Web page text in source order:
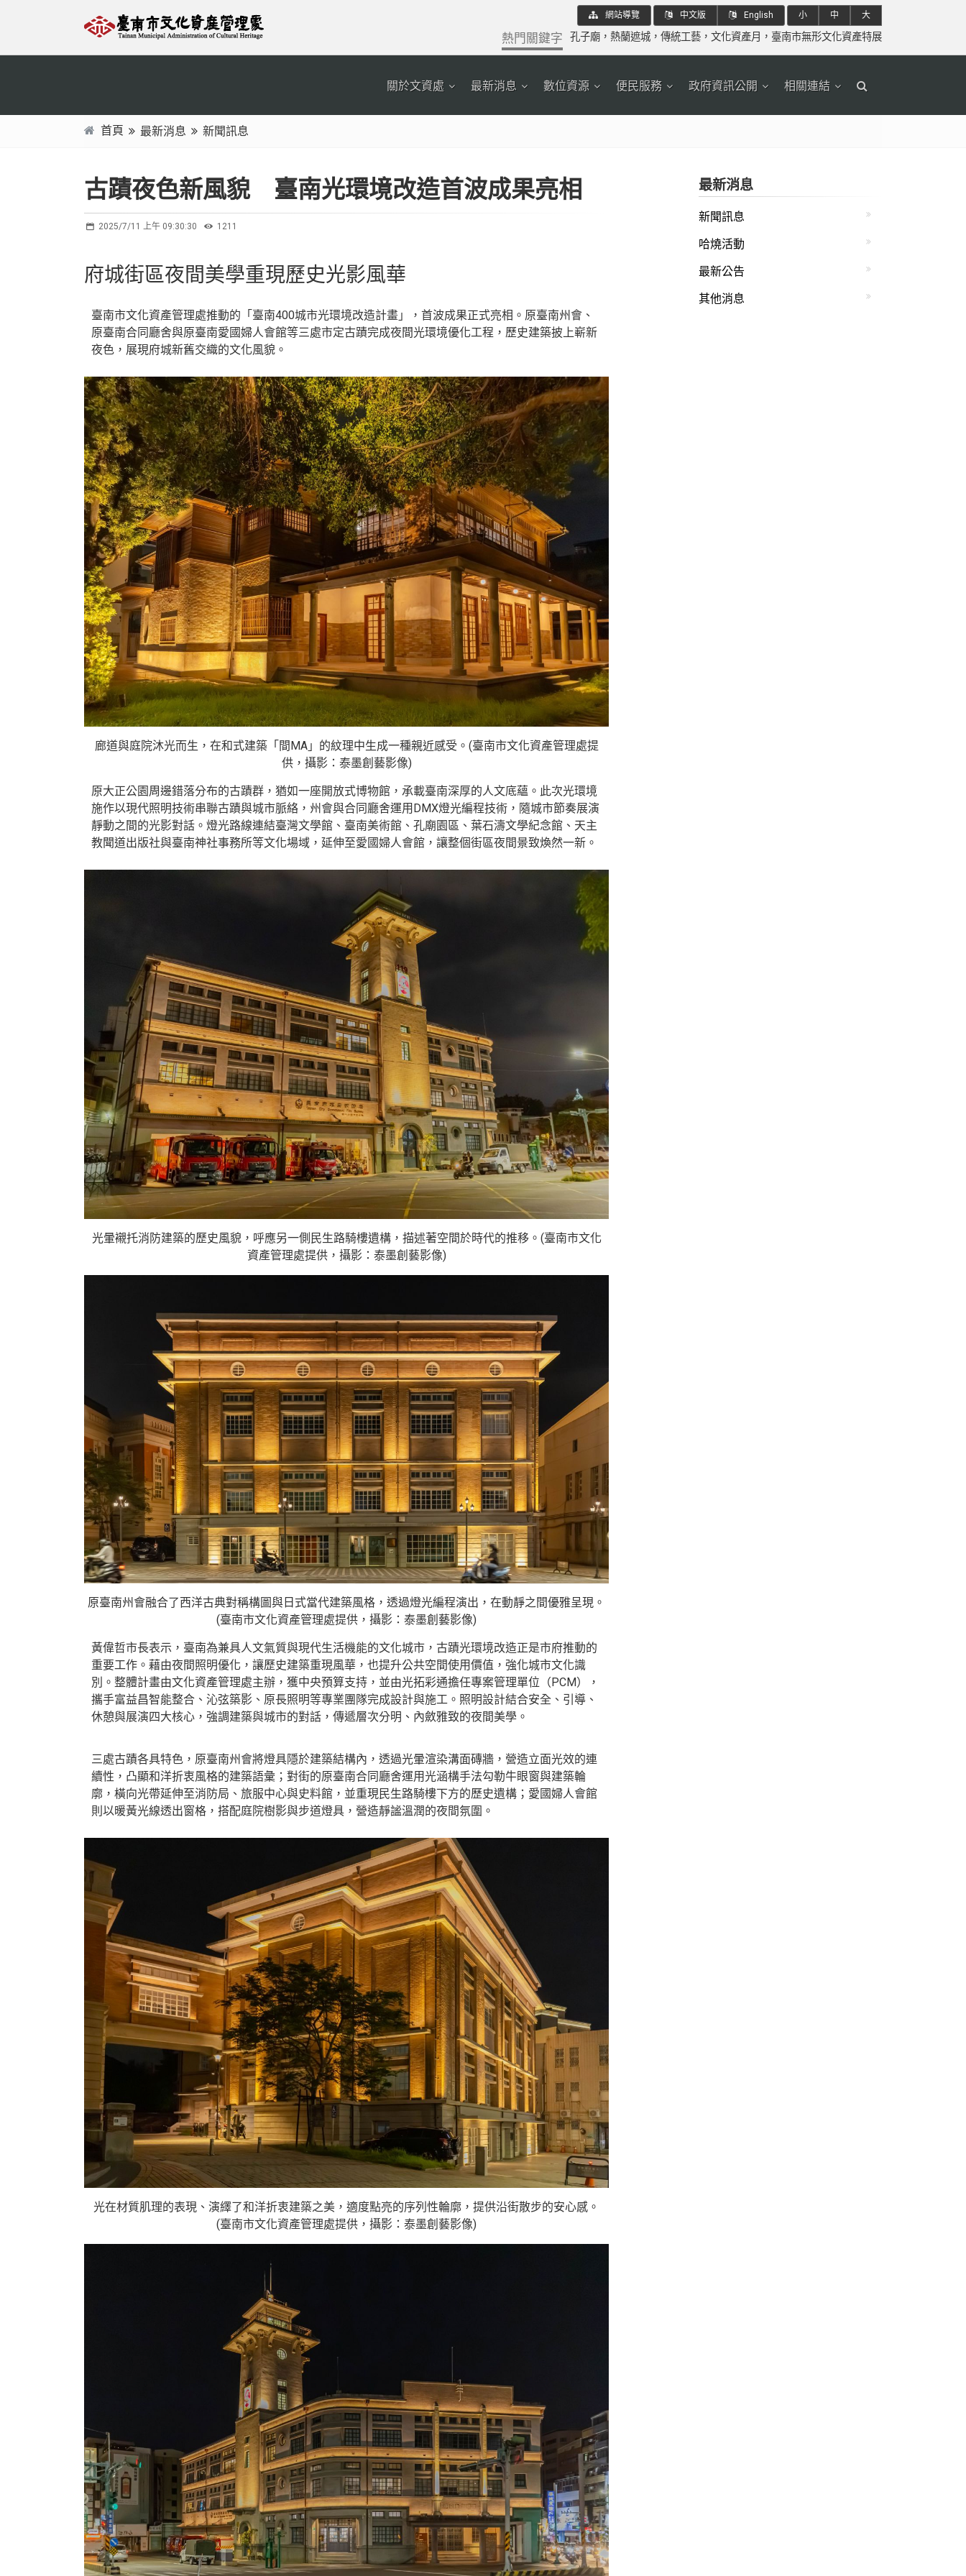
區
網站導覽 中文版 English 小 中 大
熱門關鍵字 孔子廟 ， 熱蘭遮城 ， 傳統工藝 ， 文化資產月 ， 臺南市無形文化資產特展
關於文資處 最新消息 數位資源 便民服務 政府資訊公開 相關連結
首頁 最新消息
新聞訊息
古蹟夜色新風貌 臺南光環境改造首波成果亮相
2025/7/11 上午 09:30:30 1211
府城街區夜間美學重現歷史光影風華
臺南市文化資產管理處推動的「臺南400城市光環境改造計畫」，首波成果正式亮相。原臺南州會、
原臺南合同廳舍與原臺南愛國婦人會館等三處市定古蹟完成夜間光環境優化工程，歷史建築披上嶄新
夜色，展現府城新舊交織的文化風貌。
廊道與庭院沐光而生，在和式建築「間MA」的紋理中生成一種親近感受。(臺南市文化資產管理處提
供，攝影：泰墨創藝影像)
原大正公園周邊錯落分布的古蹟群，猶如一座開放式博物館，承載臺南深厚的人文底蘊。此次光環境
施作以現代照明技術串聯古蹟與城市脈絡，州會與合同廳舍運用DMX燈光編程技術，隨城市節奏展演
靜動之間的光影對話。燈光路線連結臺灣文學館、臺南美術館、孔廟園區、葉石濤文學紀念館、天主
教聞道出版社與臺南神社事務所等文化場域，延伸至愛國婦人會館，讓整個街區夜間景致煥然一新。
光暈襯托消防建築的歷史風貌，呼應另一側民生路騎樓遺構，描述著空間於時代的推移。(臺南市文化
資產管理處提供，攝影：泰墨創藝影像)
原臺南州會融合了西洋古典對稱構圖與日式當代建築風格，透過燈光編程演出，在動靜之間優雅呈現。
(臺南市文化資產管理處提供，攝影：泰墨創藝影像)
黃偉哲市長表示，臺南為兼具人文氣質與現代生活機能的文化城市，古蹟光環境改造正是市府推動的
重要工作。藉由夜間照明優化，讓歷史建築重現風華，也提升公共空間使用價值，強化城市文化識
別。整體計畫由文化資產管理處主辦，獲中央預算支持，並由光拓彩通擔任專案管理單位（PCM），
攜手富益昌智能整合、沁弦築影、原長照明等專業團隊完成設計與施工。照明設計結合安全、引導、
休憩與展演四大核心，強調建築與城市的對話，傳遞層次分明、內斂雅致的夜間美學。
三處古蹟各具特色，原臺南州會將燈具隱於建築結構內，透過光暈渲染溝面磚牆，營造立面光效的連
續性，凸顯和洋折衷風格的建築語彙；對街的原臺南合同廳舍運用光涵構手法勾勒牛眼窗與建築輪
廓，橫向光帶延伸至消防局、旅服中心與史料館，並重現民生路騎樓下方的歷史遺構；愛國婦人會館
則以暖黃光線透出窗格，搭配庭院樹影與步道燈具，營造靜謐溫潤的夜間氛圍。
光在材質肌理的表現、演繹了和洋折衷建築之美，適度點亮的序列性輪廓，提供沿街散步的安心感。
(臺南市文化資產管理處提供，攝影：泰墨創藝影像)
最新消息
新聞訊息
哈燒活動
最新公告
其他消息